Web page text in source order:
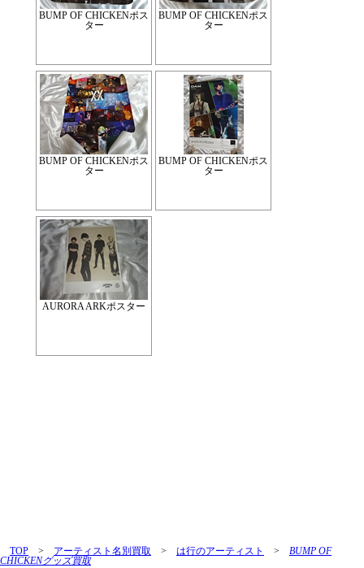
BUMP OF CHICKENポス
ター
BUMP OF CHICKENポス
ター
BUMP OF CHICKENポス
ター
BUMP OF CHICKENポス
ター
AURORA ARKポスター
TOP > アーティスト名別買取 > は行のアーティスト >
BUMP OF
CHICKENグッズ買取